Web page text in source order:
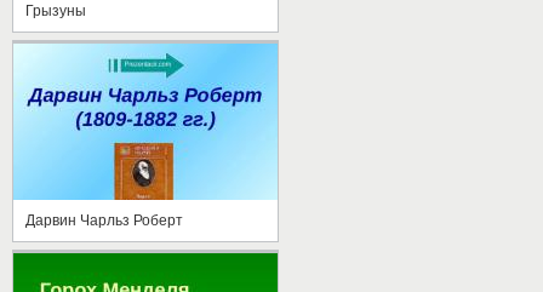
Грызуны
Дарвин Чарльз Роберт